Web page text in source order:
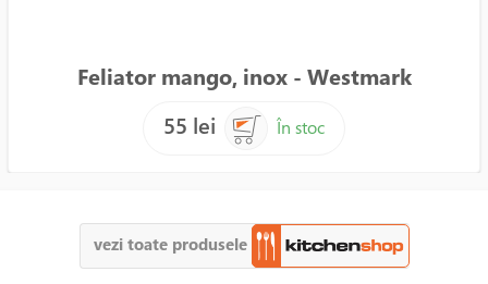
Feliator mango, inox - Westmark
55 lei
În stoc
vezi toate produsele